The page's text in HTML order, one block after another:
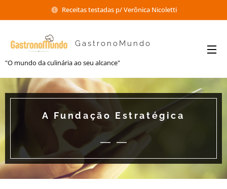
Receitas testadas p/ Verônica Nicoletti
GastronoMundo
"O mundo da culinária ao seu alcance"
A Fundação Estratégica